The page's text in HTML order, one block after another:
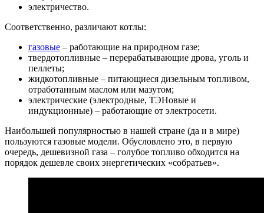
электричество.
Соответственно, различают котлы:
газовые – работающие на природном газе;
твердотопливные – перерабатывающие дрова, уголь и
пеллеты;
жидкотопливные – питающиеся дизельным топливом,
отработанным маслом или мазутом;
электрические (электродные, ТЭНовые и
индукционные) – работающие от электросети.
Наибольшей популярностью в нашей стране (да и в мире)
пользуются газовые модели. Обусловлено это, в первую
очередь, дешевизной газа – голубое топливо обходится на
порядок дешевле своих энергетических «собратьев».